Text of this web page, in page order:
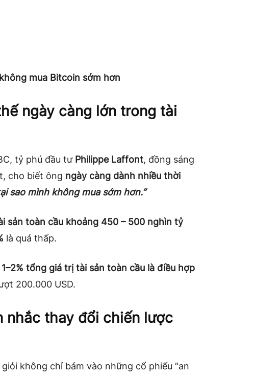
mua Bitcoin sớm hơn
ngày càng lớn trong tài
tỷ phú đầu tư Philippe Laffont, đồng sáng
cho biết ông ngày càng dành nhiều thời
sao mình không mua sớm hơn.”
sản toàn cầu khoảng 450 – 500 nghìn tỷ
là quá thấp.
tổng giá trị tài sản toàn cầu là điều hợp
200.000 USD.
nhắc thay đổi chiến lược
không chỉ bám vào những cổ phiếu “an